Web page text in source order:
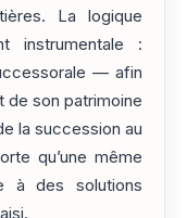
La logique
instrumentale :
— afin
de son patrimoine
la succession au
qu’une même
à des solutions